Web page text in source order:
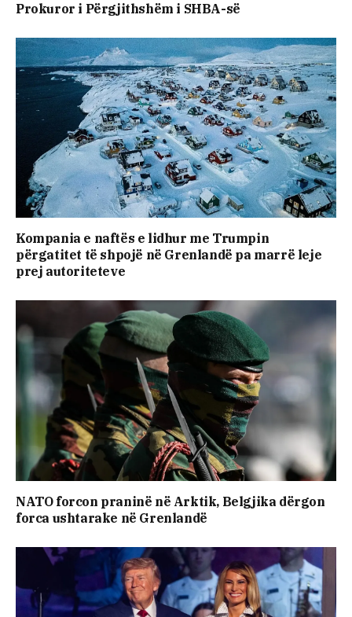
Prokuror i Përgjithshëm i SHBA-së
Kompania e naftës e lidhur me Trumpin
përgatitet të shpojë në Grenlandë pa marrë leje
prej autoriteteve
NATO forcon praninë në Arktik, Belgjika dërgon
forca ushtarake në Grenlandë